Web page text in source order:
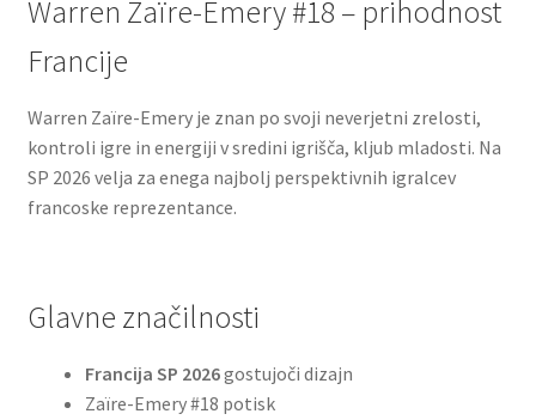
Warren Zaïre-Emery #18 – prihodnost
Francije
Warren Zaïre-Emery je znan po svoji neverjetni zrelosti,
kontroli igre in energiji v sredini igrišča, kljub mladosti. Na
SP 2026 velja za enega najbolj perspektivnih igralcev
francoske reprezentance.
Glavne značilnosti
Francija SP 2026gostujoči dizajn
Zaïre-Emery #18 potisk